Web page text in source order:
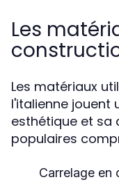
Les
Les matériaux
l'italienne jouent
esthétique et sa
populaires
Carrelage en